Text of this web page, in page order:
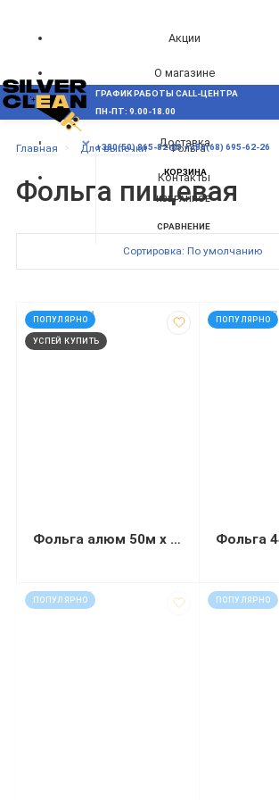
Акции
О магазине
Блог
Доставка
Контакты
МЕНЮ
ГРАФИК РАБОТЫ CALL-ЦЕНТРА
ПН-ПТ: 9.00-18.00
+380(50) 865-82-83+380(68) 695-62-26
КОРЗИНА
ИЗБРАННОЕ
СРАВНЕНИЕ
Главная Для выпечки Фольга
Фольга пищевая
Сортировка: По умолчанию
ПОПУЛЯРНО
УСПЕЙ КУПИТЬ
код: 935784
Фольга алюм 50м х 28см 9мкм
ПОПУЛЯРНО
код: 935877
ПОПУЛЯРНО
код: 810001 ПОПУЛЯРНО
код: 50180